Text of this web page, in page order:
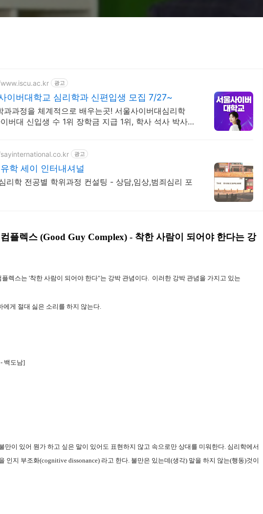
광고
이버대학교 심리학과 신편입생 모집 7/27~
과과정을 체계적으로 배우는곳! 서울사이버대심리학
버대 신입생 수 1위 장학금 지급 1위, 학사 석사 박사
광고
학 세이 인터내셔널
리학 전공별 학위과정 컨설팅 - 상담,임상,범죄심리 포
플렉스 (Good Guy Complex) - 착한 사람이 되어야 한다는 강
렉스는 '착한 사람이 되어야 한다"는 강박 관념이다. 이러한 강박 관념을 가지고 있는
에게 절대 싫은 소리를 하지 않는다.
백도남]
만이 있어 뭔가 하고 싶은 말이 있어도 표현하지 않고 속으로만 상대를 미워한다. 심리학에서
인지 부조화(cognitive dissonance) 라고 한다. 불만은 있는데(생각) 말을 하지 않는(행동)것이